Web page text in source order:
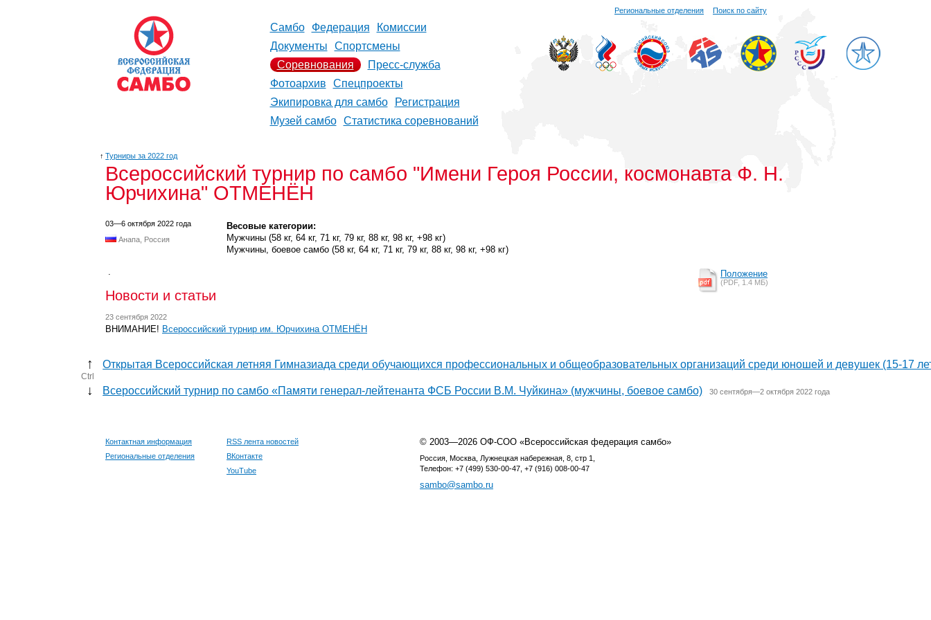
Региональные отделения Поиск по сайту
Самбо Федерация
Комиссии
Документы
Спортсмены
Соревнования
Пресс-служба
Фотоархив
Спецпроекты
Экипировка для самбо
Регистрация
Музей самбо
Статистика соревнований
↑ Турниры за 2022 год
Всероссийский турнир по самбо "Имени Героя России, космонавта Ф. Н.
Юрчихина" ОТМЕНЁН
03—6 октября 2022 года
Анапа, Россия
Весовые категории:
Мужчины (58 кг, 64 кг, 71 кг, 79 кг, 88 кг, 98 кг, +98 кг)
Мужчины, боевое самбо (58 кг, 64 кг, 71 кг, 79 кг, 88 кг, 98 кг, +98 кг)
.
Новости и статьи
23 сентября 2022
ВНИМАНИЕ! Всероссийский турнир им. Юрчихина ОТМЕНЁН
Положение
(PDF, 1.4 MБ)
↑ Открытая Всероссийская летняя Гимназиада среди обучающихся профессиональных и общеобразовательных организаций среди юношей и девушек (15-17
Ctrl
↓ Всероссийский турнир по самбо «Памяти генерал-лейтенанта ФСБ России В.М. Чуйкина» (мужчины, боевое самбо) 30 сентября—2 октября 2022 года
Контактная информация
Региональные отделения
RSS лента новостей
ВКонтакте
YouTube
© 2003—2026 ОФ-СОО «Всероссийская федерация самбо»
Россия, Москва, Лужнецкая набережная, 8, стр 1,
Телефон: +7 (499) 530-00-47, +7 (916) 008-00-47
sambo@sambo.ru